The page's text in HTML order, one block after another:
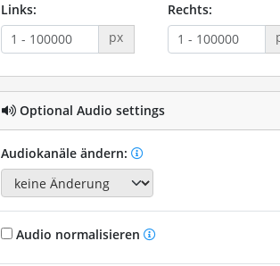
Links:
px
Rechts:
Optional Audio settings
Audiokanäle ändern:
Audio normalisieren